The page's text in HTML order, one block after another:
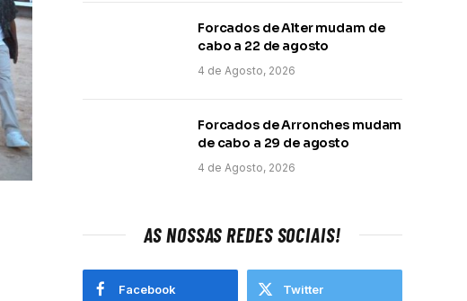
Forcados de Alter mudam de
cabo a 22 de agosto
4 de Agosto, 2026
Forcados de Arronches mudam
de cabo a 29 de agosto
4 de Agosto, 2026
AS NOSSAS REDES SOCIAIS!
Facebook Twitter